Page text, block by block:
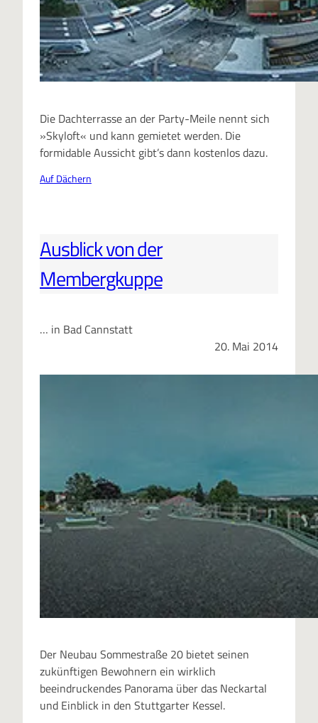
Die Dachterrasse an der Party-Meile nennt sich
»Skyloft« und kann gemietet werden. Die
formidable Aussicht gibt’s dann kostenlos dazu.
Auf Dächern
Ausblick von der
Membergkuppe
… in Bad Cannstatt
20. Mai 2014
Der Neubau Sommestraße 20 bietet seinen
zukünftigen Bewohnern ein wirklich
beeindruckendes Panorama über das Neckartal
und Einblick in den Stuttgarter Kessel.